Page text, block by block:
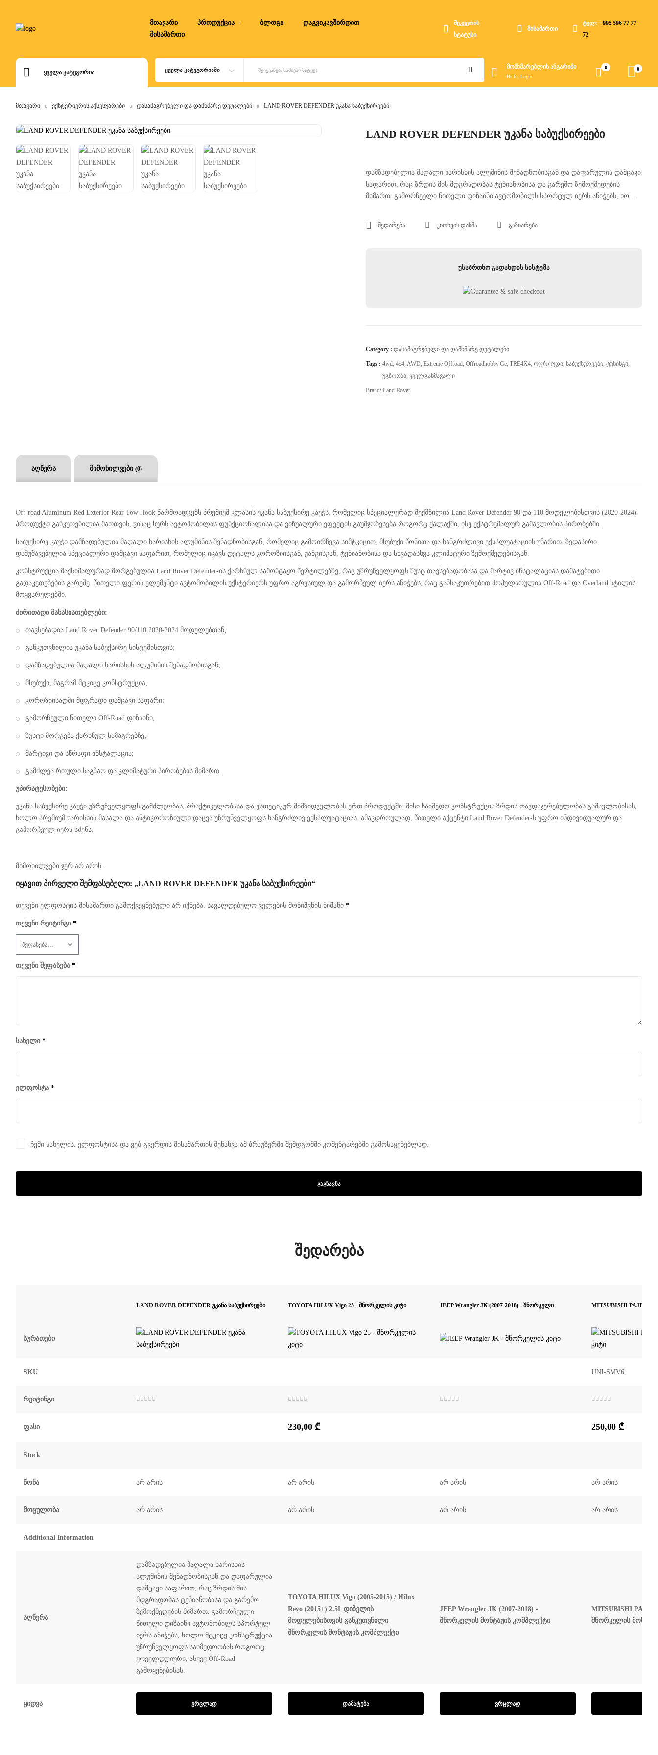
მთავარი პროდუქცია ბლოგი
დაგვიკავშირდით
მისამართი
შეკვეთის
სტატუსი
მისამართი
ტელ: +995 596 77 77
72
ᲧᲕᲔᲚᲐ ᲙᲐᲢᲔᲒᲝᲠᲘᲐᲨᲘ ᲨᲔᲘᲧᲕᲐᲜᲔᲗ ᲡᲐᲫᲘᲔᲑᲘ ᲡᲘᲢᲧᲕᲐ
მომხმარებლის ანგარიში
Hello, Login
0 0
ᲧᲕᲔᲚᲐ ᲙᲐᲢᲔᲒᲝᲠᲘᲐ
მთავარი ექსტერიერის აქსესუარები დასამაგრებელი და დამხმარე დეტალები LAND ROVER DEFENDER უკანა საბუქსირეები
LAND ROVER DEFENDER უკანა საბუქსირეები
დამზადებულია მაღალი ხარისხის ალუმინის შენადნობისგან და დაფარულია დამცავი
საფარით, რაც ზრდის მის მდგრადობას ტენიანობისა და გარემო ზემოქმედების
მიმართ. გამორჩეული წითელი დიზაინი ავტომობილს სპორტულ იერს ანიჭებს, ხოლო
შედარება კითხვის დასმა გაზიარება
უსაბრთხო გადახდის სისტემა
Category : Დასამაგრებელი Და Დამხმარე Დეტალები
Tags : 4wd, 4x4, AWD, Extreme Offroad, Offroadhobby.ge, TRE4X4, Ოფროუდი, Საბუქსურეები, Ტუნინგი,
Უგზოობა, Ყველგანმავალი
Brand: Land Rover
აღწერა მიმოხილვები (0)
Off-road Aluminum Red Exterior Rear Tow Hook წარმოადგენს პრემიუმ კლასის უკანა საბუქსირე კაუჭს, რომელიც სპეციალურად შექმნილია Land Rover Defender 90 და 110 მოდელებისთვის (2020-2024).
პროდუქტი განკუთვნილია მათთვის, ვისაც სურს ავტომობილის ფუნქციონალისა და ვიზუალური ეფექტის გაუმჯობესება როგორც ქალაქში, ისე ექსტრემალურ გამავლობის პირობებში.
საბუქსირე კაუჭი დამზადებულია მაღალი ხარისხის ალუმინის შენადნობისგან, რომელიც გამოირჩევა სიმტკიცით, მსუბუქი წონითა და ხანგრძლივი ექსპლუატაციის უნარით. ზედაპირი
დამუშავებულია სპეციალური დამცავი საფარით, რომელიც იცავს დეტალს კოროზიისგან, ჟანგისგან, ტენიანობისა და სხვადასხვა კლიმატური ზემოქმედებისგან.
კონსტრუქცია მაქსიმალურად მორგებულია Land Rover Defender-ის ქარხნულ სამონტაჟო წერტილებზე, რაც უზრუნველყოფს ზუსტ თავსებადობასა და მარტივ ინსტალაციას დამატებითი
გადაკეთებების გარეშე. წითელი ფერის ელემენტი ავტომობილის ექსტერიერს უფრო აგრესიულ და გამორჩეულ იერს ანიჭებს, რაც განსაკუთრებით პოპულარულია Off-Road და Overland სტილის
მოყვარულებში.
ძირითადი მახასიათებლები:
თავსებადია Land Rover Defender 90/110 2020-2024 მოდელებთან;
განკუთვნილია უკანა საბუქსირე სისტემისთვის;
დამზადებულია მაღალი ხარისხის ალუმინის შენადნობისგან;
მსუბუქი, მაგრამ მტკიცე კონსტრუქცია;
კოროზიისადმი მდგრადი დამცავი საფარი;
გამორჩეული წითელი Off-Road დიზაინი;
ზუსტი მორგება ქარხნულ სამაგრებზე;
მარტივი და სწრაფი ინსტალაცია;
გამძლეა რთული საგზაო და კლიმატური პირობების მიმართ.
უპირატესობები:
უკანა საბუქსირე კაუჭი უზრუნველყოფს გამძლეობას, პრაქტიკულობასა და ესთეტიკურ მიმზიდველობას ერთ პროდუქტში. მისი საიმედო კონსტრუქცია ზრდის თავდაჯერებულობას გამავლობისას,
ხოლო პრემიუმ ხარისხის მასალა და ანტიკოროზიული დაცვა უზრუნველყოფს ხანგრძლივ ექსპლუატაციას. ამავდროულად, წითელი აქცენტი Land Rover Defender-ს უფრო ინდივიდუალურ და
გამორჩეულ იერს სძენს.
მიმოხილვები ჯერ არ არის.
ᲘᲧᲐᲕᲘᲗ ᲞᲘᲠᲕᲔᲚᲘ ᲨᲔᲛᲤᲐᲡᲔᲑᲔᲚᲘ: „LAND ROVER DEFENDER ᲣᲙᲐᲜᲐ ᲡᲐᲑᲣᲥᲡᲘᲠᲔᲔᲑᲘ“
თქვენი ელფოსტის მისამართი გამოქვეყნებული არ იქნება. სავალდებულო ველების მონიშვნის ნიშანი *
თქვენი რეიტინგი *
თქვენი შეფასება *
სახელი *
ელფოსტა *
ჩემი სახელის. ელფოსტისა და ვებ-გვერდის მისამართის შენახვა ამ ბრაუზერში შემდგომში კომენტარებში გამოსაყენებლად.
შედარება
LAND ROVER DEFENDER უკანა საბუქსირეები TOYOTA HILUX Vigo 25 - შნორკელის კიტი JEEP Wrangler JK (2007-2018) - შნორკელი MITSUBISHI PAJERO
Სურათები
SKU UNI-SMV6
Რეიტინგი
დან
დან
Ფასი 230,00 ₾ 250,00 ₾
Stock
Წონა არ არის არ არის არ არის არ არის
Მოცულობა არ არის არ არის არ არის არ არის
Additional Information
Აღწერა
დამზადებულია მაღალი ხარისხის
ალუმინის შენადნობისგან და დაფარულია
დამცავი საფარით, რაც ზრდის მის
მდგრადობას ტენიანობისა და გარემო
ზემოქმედების მიმართ. გამორჩეული
წითელი დიზაინი ავტომობილს სპორტულ
იერს ანიჭებს, ხოლო მტკიცე კონსტრუქცია
უზრუნველყოფს საიმედოობას როგორც
ყოველდღიური, ასევე Off-Road
გამოყენებისას.
TOYOTA HILUX Vigo (2005-2015) / Hilux
Revo (2015+) 2.5L დიზელის
მოდელებისთვის განკუთვნილი
შნორკელის მონტაჟის კომპლექტი
JEEP Wrangler JK (2007-2018) -
შნორკელის მონტაჟის კომპლექტი
MITSUBISHI
შნორკელის
Ყიდვა ᲕᲠᲪᲚᲐᲓ ᲓᲐᲛᲐᲢᲔᲑᲐ ᲕᲠᲪᲚᲐᲓ